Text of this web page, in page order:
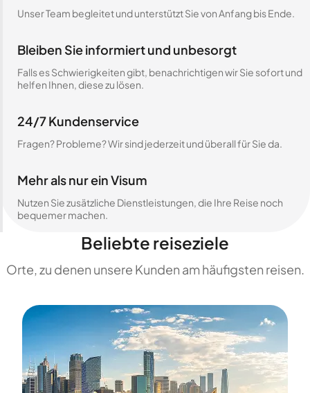
Unser Team begleitet und unterstützt Sie von Anfang bis Ende.
Bleiben Sie informiert und unbesorgt
Falls es Schwierigkeiten gibt, benachrichtigen wir Sie sofort und
helfen Ihnen, diese zu lösen.
24/7 Kundenservice
Fragen? Probleme? Wir sind jederzeit und überall für Sie da.
Mehr als nur ein Visum
Nutzen Sie zusätzliche Dienstleistungen, die Ihre Reise noch
bequemer machen.
Beliebte reiseziele
Orte, zu denen unsere Kunden am häufigsten reisen.